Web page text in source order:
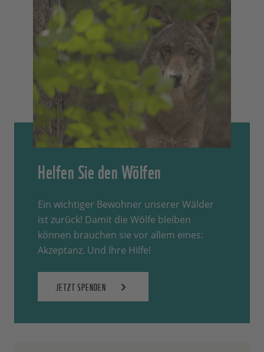
Helfen Sie den Wölfen
Ein wichtiger Bewohner unserer Wälder
ist zurück! Damit die Wölfe bleiben
können brauchen sie vor allem eines:
Akzeptanz. Und Ihre Hilfe!
JETZT SPENDEN